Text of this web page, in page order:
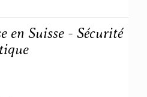
en Suisse - Sécurité